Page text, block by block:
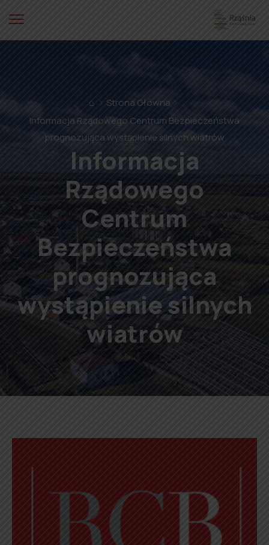
⌂
Strona Główna
Informacja Rządowego Centrum Bezpieczeństwa
prognozująca wystąpienie silnych wiatrów
Informacja
Rządowego
Centrum
Bezpieczeństwa
prognozująca
wystąpienie silnych
wiatrów